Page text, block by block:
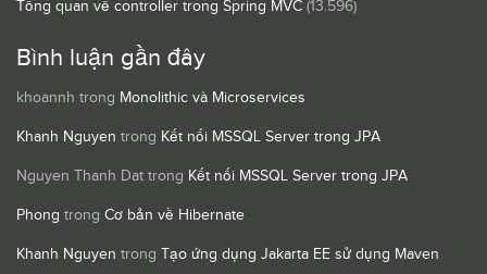
Tổng quan về controller trong Spring MVC (13.596)
Bình luận gần đây
khoannh trong Monolithic và Microservices
Khanh Nguyen trong Kết nối MSSQL Server trong JPA
Nguyen Thanh Dat trong Kết nối MSSQL Server trong JPA
Phong trong Cơ bản về Hibernate
Khanh Nguyen trong Tạo ứng dụng Jakarta EE sử dụng Maven